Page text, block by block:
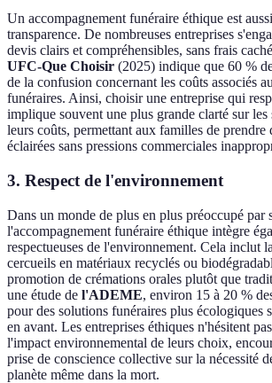
Un accompagnement funéraire éthique est
transparence. De nombreuses entreprises
devis clairs et compréhensibles, sans frais
UFC-Que Choisir (2025) indique que 60 %
de la confusion concernant les coûts associés
funéraires. Ainsi, choisir une entreprise qui
implique souvent une plus grande clarté sur les
leurs coûts, permettant aux familles de prendre
éclairées sans pressions commerciales
3. Respect de l'environnement
Dans un monde de plus en plus préoccupé par
l'accompagnement funéraire éthique intègre
respectueuses de l'environnement. Cela inclut
cercueils en matériaux recyclés ou
promotion de crémations orales plutôt que
une étude de l'ADEME, environ 15 à 20 %
pour des solutions funéraires plus écologiques
en avant. Les entreprises éthiques n'hésitent
l'impact environnemental de leurs choix,
prise de conscience collective sur la nécessité
planète même dans la mort.